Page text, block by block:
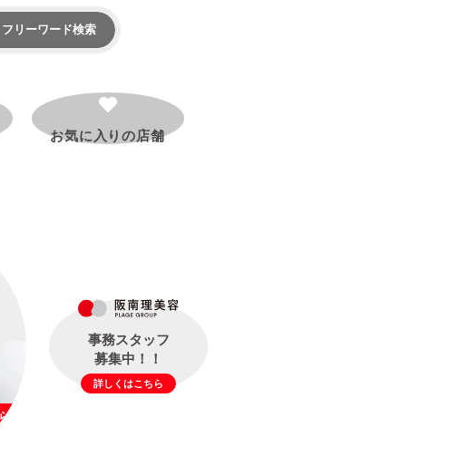
フリーワード検索
お気に入りの店舗
事務スタッフ
募集中！！
詳しくはこちら